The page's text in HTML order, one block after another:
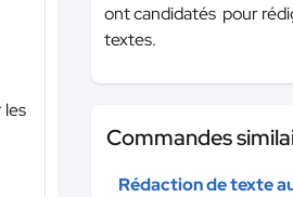
les
ont candidatés pour
textes.
Commandes
Rédaction de texte